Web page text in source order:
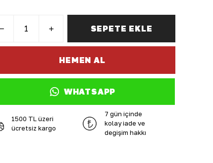
SEPETE EKLE
HEMEN AL
WHATSAPP
1500 TL üzeri
ücretsiz kargo
7 gün içinde
kolay iade ve
değişim hakkı